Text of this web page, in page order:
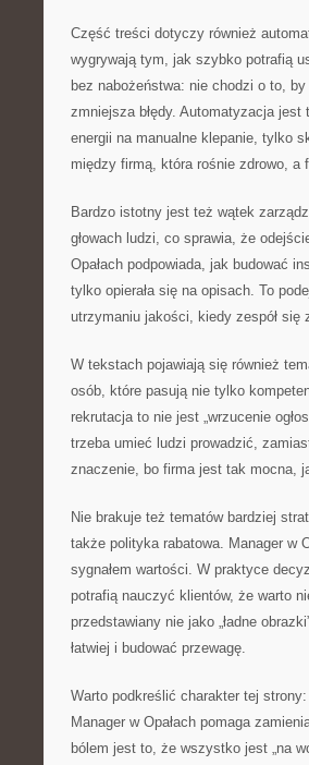
Część treści dotyczy również
wygrywają tym, jak szybko potrafią
bez nabożeństwa: nie chodzi o to,
zmniejsza błędy. Automatyzacja
energii na manualne klepanie, tylko
między firmą, która rośnie zdrowo, a
Bardzo istotny jest też wątek
głowach ludzi, co sprawia, że
Opałach podpowiada, jak budować
tylko opierała się na opisach. To
utrzymaniu jakości, kiedy zespół się
W tekstach pojawiają się również
osób, które pasują nie tylko
rekrutacja to nie jest „wrzucenie
trzeba umieć ludzi prowadzić,
znaczenie, bo firma jest tak mocna,
Nie brakuje też tematów bardziej
także polityka rabatowa. Manager w
sygnałem wartości. W praktyce
potrafią nauczyć klientów, że warto
przedstawiany nie jako „ładne
łatwiej i budować przewagę.
Warto podkreślić charakter tej
Manager w Opałach pomaga
bólem jest to, że wszystko jest „na